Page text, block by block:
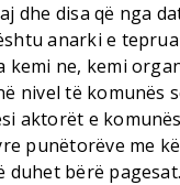
dhe disa që nga
anarki e
ne, kemi
nivel të komunës
aktorët e
punëtorëve me
bërë